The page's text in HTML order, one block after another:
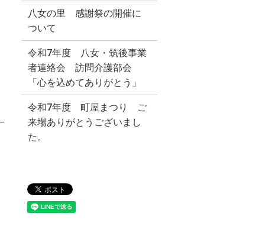
八女の里 感謝祭の開催に
ついて
令和7年度 八女・筑後事業
者連絡会 訪問介護部会
「心を込めてありがとう」
令和7年度 町屋まつり ご
来場ありがとうございまし
た。